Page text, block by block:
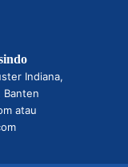
Indiana,
Banten
atau